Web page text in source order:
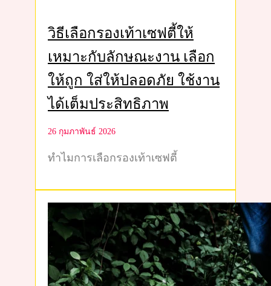
วิธีเลือกรองเท้าเซฟตี้ให้
เหมาะกับลักษณะงาน เลือก
ให้ถูก ใส่ให้ปลอดภัย ใช้งาน
ได้เต็มประสิทธิภาพ
26 กุมภาพันธ์ 2026
ทำไมการเลือกรองเท้าเซฟตี้